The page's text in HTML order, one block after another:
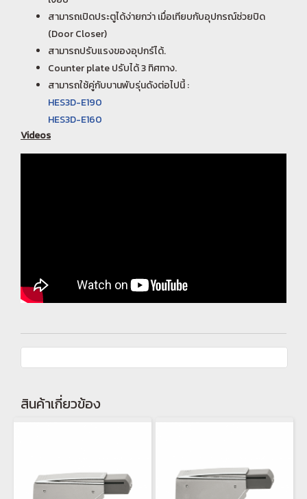
สามารถเปิดประตูได้ง่ายกว่า เมื่อเทียบกับอุปกรณ์ช่วยปิด
(Door Closer)
สามารถปรับแรงของอุปกร์ได้.
Counter plate ปรับได้ 3 ทิศทาง.
สามารถใช้คู่กับบานพับรุ่นดังต่อไปนี้ :
HES3D-E190
HES3D-E160
Videos
สินค้าเกี่ยวข้อง